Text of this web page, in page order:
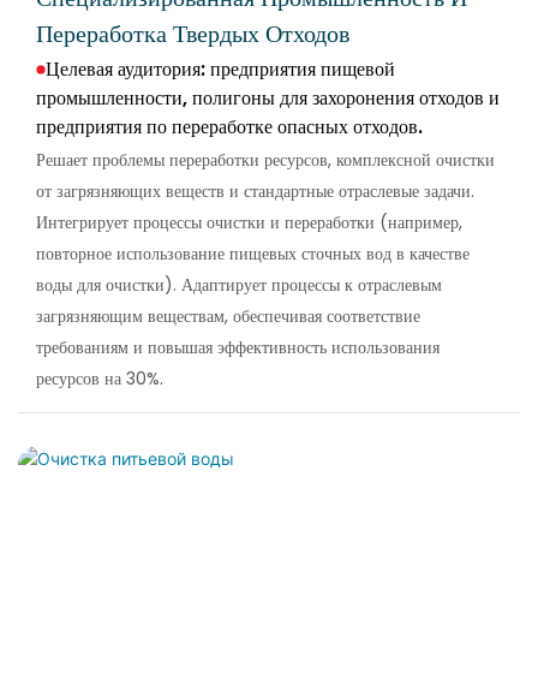
Переработка Твердых Отходов
Целевая аудитория: предприятия пищевой
промышленности, полигоны для захоронения отходов и
предприятия по переработке опасных отходов.
Решает проблемы переработки ресурсов, комплексной очистки
от загрязняющих веществ и стандартные отраслевые задачи.
Интегрирует процессы очистки и переработки (например,
повторное использование пищевых сточных вод в качестве
воды для очистки). Адаптирует процессы к отраслевым
загрязняющим веществам, обеспечивая соответствие
требованиям и повышая эффективность использования
ресурсов на 30%.